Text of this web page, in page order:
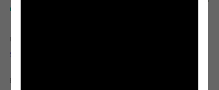
LERAAR
Simona Cipriani
BENODIGDE APPARATUUR